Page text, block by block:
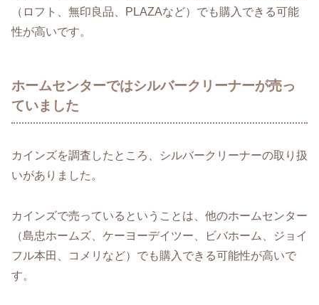
（ロフト、無印良品、PLAZAなど）でも購入できる可能
性が高いです。
ホームセンターではシルバークリーナーが売っ
ていました
カインズを調査したところ、シルバークリーナーの取り扱
いがありました。
カインズで売っているということは、他のホームセンター
（島忠ホームズ、ケーヨーデイツー、ビバホーム、ジョイ
フル本田、コメリなど）でも購入できる可能性が高いで
す。